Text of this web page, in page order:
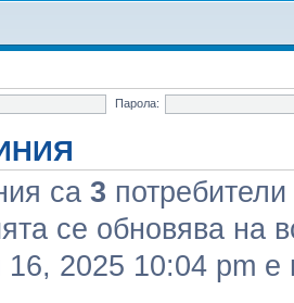
Парола:
са 3
се обновява на
2025 10:04 pm